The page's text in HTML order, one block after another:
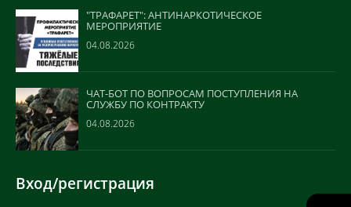
"ТРАФАРЕТ": АНТИНАРКОТИЧЕСКОЕ
МЕРОПРИЯТИЕ
04.08.2026
ЧАТ-БОТ ПО ВОПРОСАМ ПОСТУПЛЕНИЯ НА
СЛУЖБУ ПО КОНТРАКТУ
04.08.2026
Вход/регистрация